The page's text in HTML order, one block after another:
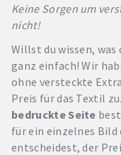
Keine Sorgen um
nicht!
Willst du wissen, was
ganz einfach! Wir
ohne versteckte
Preis für das Textil
bedruckte Seite
für ein einzelnes
entscheidest, der